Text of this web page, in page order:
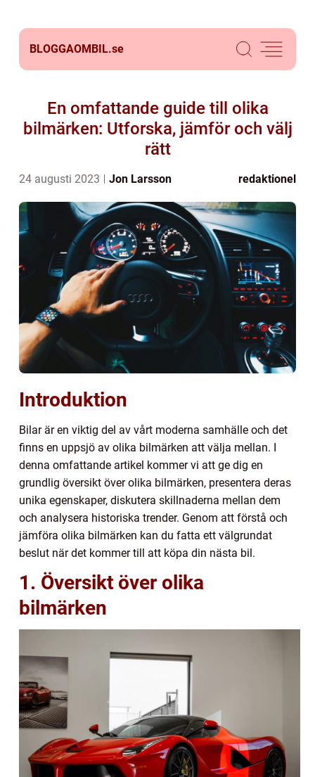
BLOGGAOMBIL.se
En omfattande guide till olika
bilmärken: Utforska, jämför och välj
rätt
24 augusti 2023 Jon Larsson redaktionel
Introduktion
Bilar är en viktig del av vårt moderna samhälle och det
finns en uppsjö av olika bilmärken att välja mellan. I
denna omfattande artikel kommer vi att ge dig en
grundlig översikt över olika bilmärken, presentera deras
unika egenskaper, diskutera skillnaderna mellan dem
och analysera historiska trender. Genom att förstå och
jämföra olika bilmärken kan du fatta ett välgrundat
beslut när det kommer till att köpa din nästa bil.
1. Översikt över olika
bilmärken